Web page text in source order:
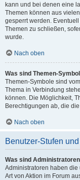
kann und bei denen eine
Themen können aus
gesperrt werden.
Themen zu schließen,
wurde.
Nach oben
Was sind Themen-
Themen-Symbole sind
Thema in Verbindung
können. Die Möglichkeit,
Berechtigungen ab, die
Nach oben
Benutzer-Stufen
Was sind
Administratoren haben die
Art von Aktion im Forum